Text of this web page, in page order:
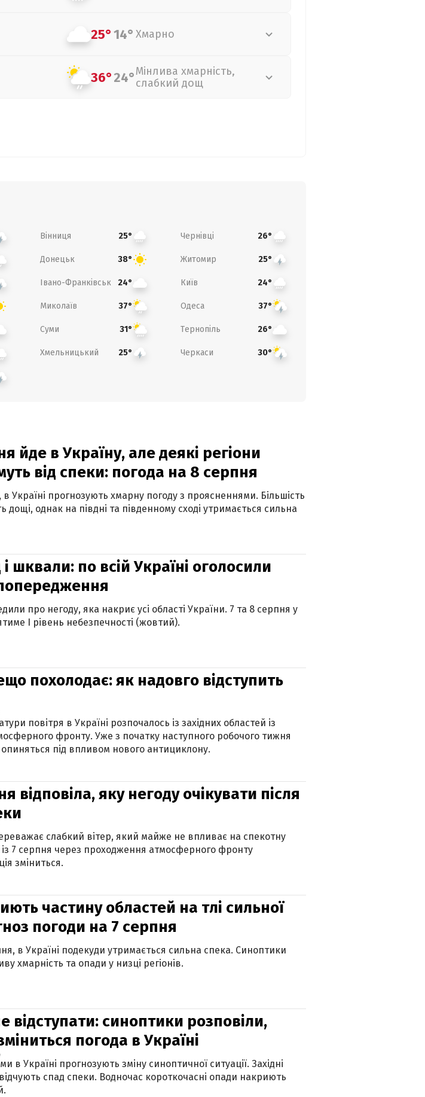
25°14° Хмарно
36°24°Мінлива хмарність,
слабкий дощ
Вінниця 25° Чернівці 26°
Донецьк 38° Житомир 25°
Івано-Франківськ 24° Київ 24°
Миколаїв 37° Одеса 37°
Суми 31° Тернопіль 26°
Хмельницький 25° Черкаси 30°
йде в Україну, але деякі регіони
від спеки: погода на 8 серпня
в Україні прогнозують хмарну погоду з проясненнями. Більшість
дощі, однак на півдні та південному сході утримається сильна
шквали: по всій Україні оголосили
про негоду, яка накриє усі області України. 7 та 8 серпня у
І рівень небезпечності (жовтий).
похолодає: як надовго відступить
повітря в Україні розпочалось із західних областей із
фронту. Уже з початку наступного робочого тижня
опиняться під впливом нового антициклону.
відповіла, яку негоду очікувати після
слабкий вітер, який майже не впливає на спекотну
7 серпня через проходження атмосферного фронту
зміниться.
частину областей на тлі сильної
погоди на 7 серпня
в Україні подекуди утримається сильна спека. Синоптики
хмарність та опади у низці регіонів.
відступати: синоптики розповіли,
погода в Україні
в Україні прогнозують зміну синоптичної ситуації. Західні
спад спеки. Водночас короткочасні опади накриють